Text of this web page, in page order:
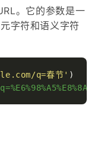
。它的参数是一
字符和语义字符
q=春节'